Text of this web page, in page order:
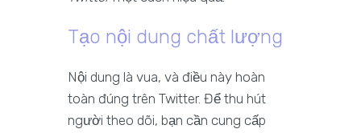
Tạo nội dung chất lượng
Nội dung là vua, và điều này hoàn
toàn đúng trên Twitter. Để thu hút
người theo dõi, bạn cần cung cấp